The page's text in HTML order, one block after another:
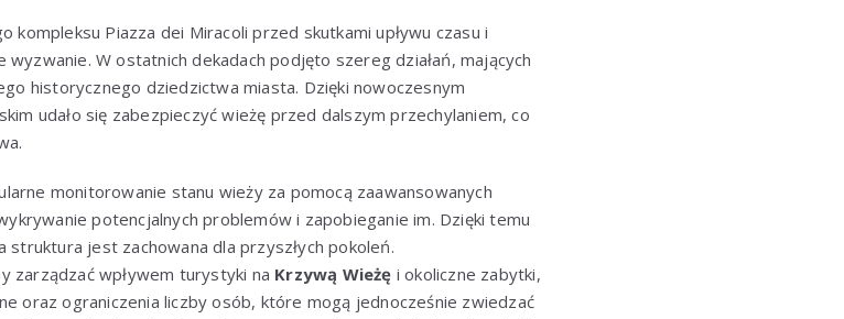
kompleksu Piazza dei Miracoli przed skutkami upływu czasu i
W ostatnich dekadach podjęto szereg działań, mających
historycznego dziedzictwa miasta. Dzięki nowoczesnym
udało się zabezpieczyć wieżę przed dalszym przechylaniem, co
monitorowanie stanu wieży za pomocą zaawansowanych
potencjalnych problemów i zapobieganie im. Dzięki temu
struktura jest zachowana dla przyszłych pokoleń.
zarządzać wpływem turystyki na Krzywą Wieżę i okoliczne zabytki,
oraz ograniczenia liczby osób, które mogą jednocześnie zwiedzać